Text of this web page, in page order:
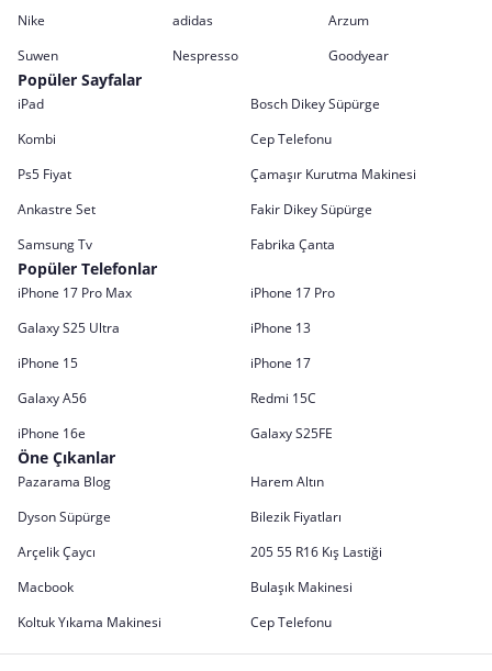
Nike adidas
Arzum
Suwen
Nespresso Goodyear
Popüler Sayfalar
iPad
Bosch Dikey Süpürge
Kombi
Cep Telefonu
Ps5 Fiyat
Çamaşır Kurutma Makinesi
Ankastre Set
Fakir Dikey Süpürge
Samsung Tv
Fabrika Çanta
Popüler Telefonlar
iPhone 17 Pro Max
iPhone 17 Pro
Galaxy S25 Ultra
iPhone 13
iPhone 15
iPhone 17
Galaxy A56
Redmi 15C
iPhone 16e
Galaxy S25FE
Öne Çıkanlar
Pazarama Blog
Harem Altın
Dyson Süpürge
Bilezik Fiyatları
Arçelik Çaycı
205 55 R16 Kış Lastiği
Macbook
Bulaşık Makinesi
Koltuk Yıkama Makinesi
Cep Telefonu